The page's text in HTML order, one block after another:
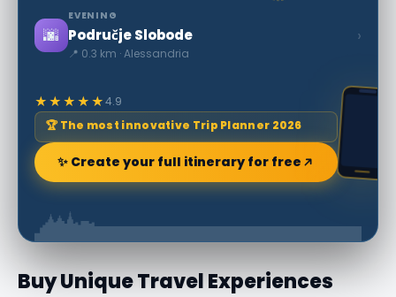
🌆
EVENING
Područje Slobode
📍 0.3 km · Alessandria
›
★★★★★4.9
🏆 The most innovative Trip Planner 2026
✨ Create your full itinerary for free
Buy Unique Travel Experiences